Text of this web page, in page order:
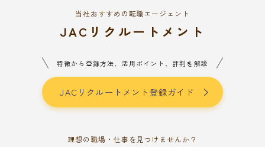
当社おすすめの転職エージェント
JACリクルートメント
特徴から登録方法、活用ポイント、評判を解説
JACリクルートメント登録ガイド
理想の職場・仕事を見つけませんか？